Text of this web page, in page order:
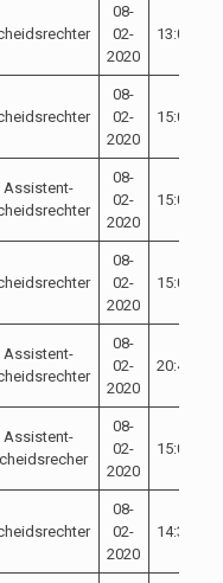
08-
02-
2020
13:00
08-
02-
2020
15:00
Assistent-
08-
02-
2020
15:00
08-
02-
2020
15:00
Assistent-
08-
02-
2020
20:45
Assistent-
08-
02-
2020
15:00
08-
02-
2020
14:30